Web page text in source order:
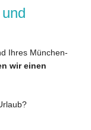
Ihres München-
wir einen